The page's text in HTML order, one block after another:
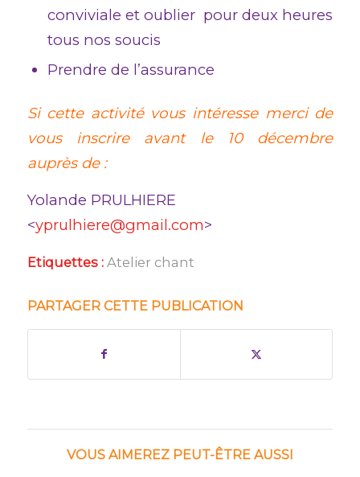
conviviale et oublier pour deux heures
tous nos soucis
Prendre de l’assurance
Si cette activité vous intéresse merci de
vous inscrire avant le 10 décembre
auprès de :
Yolande PRULHIERE
<yprulhiere@gmail.com>
Etiquettes : Atelier chant
PARTAGER CETTE PUBLICATION
VOUS AIMEREZ PEUT-ÊTRE AUSSI